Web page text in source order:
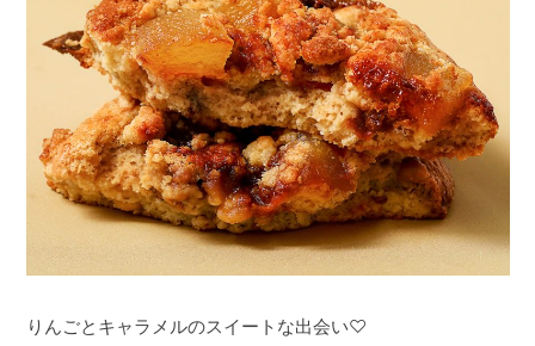
りんごとキャラメルのスイートな出会い♡